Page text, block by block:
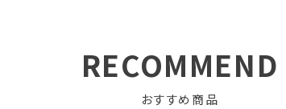
RECOMMEND
おすすめ商品